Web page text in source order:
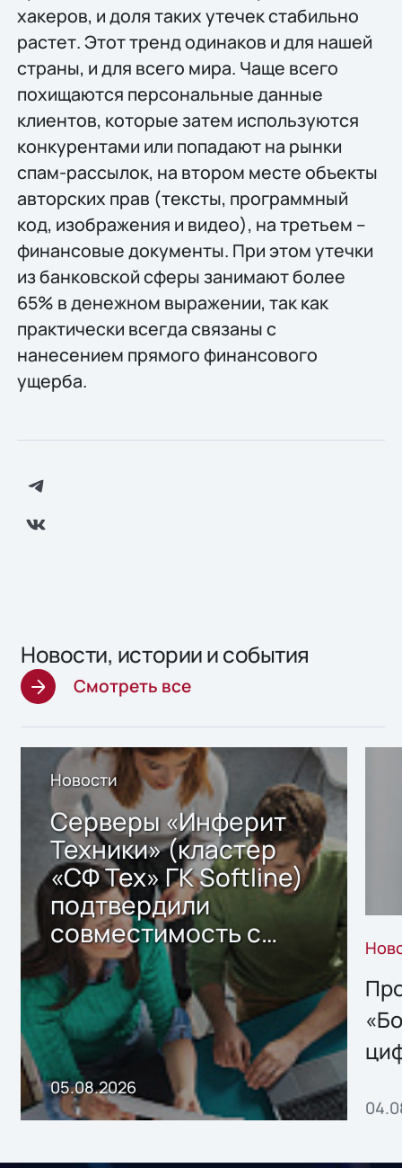
хакеров, и доля таких утечек стабильно
растет. Этот тренд одинаков и для нашей
страны, и для всего мира. Чаще всего
похищаются персональные данные
клиентов, которые затем используются
конкурентами или попадают на рынки
спам-рассылок, на втором месте объекты
авторских прав (тексты, программный
код, изображения и видео), на третьем –
финансовые документы. При этом утечки
из банковской сферы занимают более
65% в денежном выражении, так как
практически всегда связаны с
нанесением прямого финансового
ущерба.
Новости, истории и события
Смотреть все
Новости
Серверы «Инферит
Техники» (кластер
«СФ Тех» ГК Softline)
подтвердили
совместимость с
решением Sharx
Storage 2.x для
хранения данных
05.08.2026